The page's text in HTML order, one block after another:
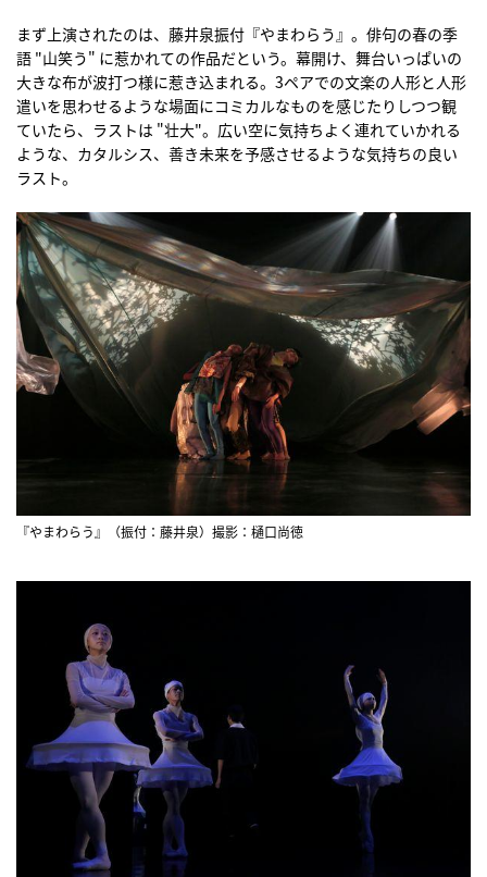
まず上演されたのは、藤井泉振付『やまわらう』。俳句の春の季
語 "山笑う" に惹かれての作品だという。幕開け、舞台いっぱいの
大きな布が波打つ様に惹き込まれる。3ペアでの文楽の人形と人形
遣いを思わせるような場面にコミカルなものを感じたりしつつ観
ていたら、ラストは "壮大"。広い空に気持ちよく連れていかれる
ような、カタルシス、善き未来を予感させるような気持ちの良い
ラスト。
『やまわらう』（振付：藤井泉）撮影：樋口尚徳